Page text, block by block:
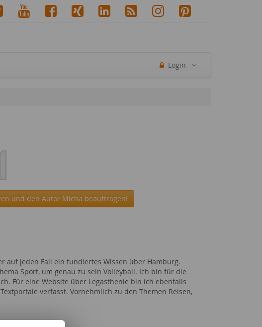
Login
und den Autor Micha beauftragen!
auf jeden Fall ein fundiertes Wissen über Hamburg.
Sport, um genau zu sein Volleyball. Ich bin für die
Für eine Website über Legasthenie bin ich ebenfalls
verfasst. Vornehmlich zu den Themen Reisen,